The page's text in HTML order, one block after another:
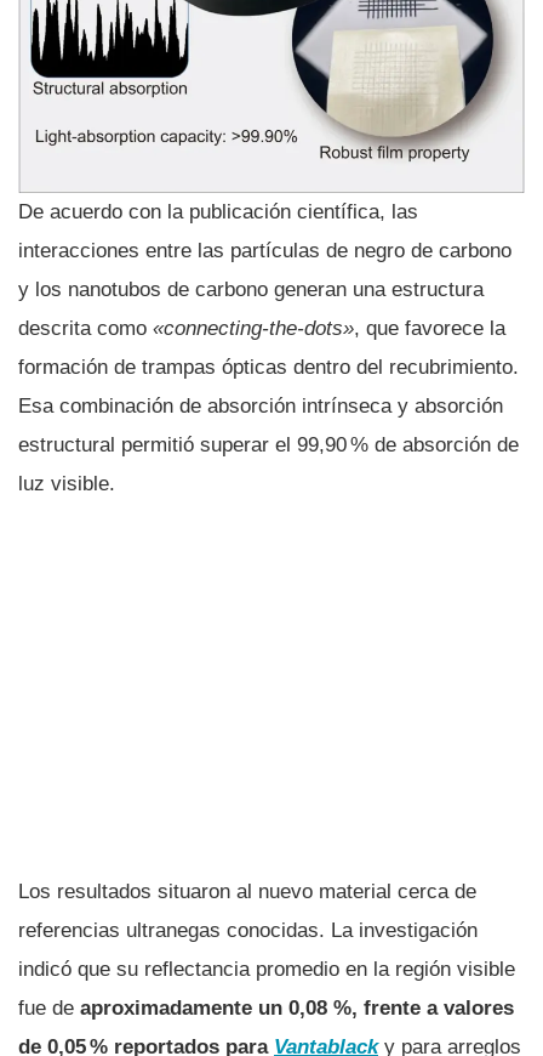
De acuerdo con la publicación científica, las
interacciones entre las partículas de negro de carbono
y los nanotubos de carbono generan una estructura
descrita como «connecting-the-dots», que favorece la
formación de trampas ópticas dentro del recubrimiento.
Esa combinación de absorción intrínseca y absorción
estructural permitió superar el 99,90 % de absorción de
luz visible.
Los resultados situaron al nuevo material cerca de
referencias ultranegas conocidas. La investigación
indicó que su reflectancia promedio en la región visible
fue de aproximadamente un 0,08 %, frente a valores
de 0,05 % reportados para Vantablack y para arreglos